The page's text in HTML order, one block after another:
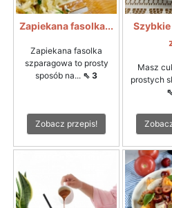
Zapiekana fasolka...
Zapiekana fasolka
szparagowa to prosty
sposób na... ⇖ 3
Zobacz przepis!
Masz
prostych